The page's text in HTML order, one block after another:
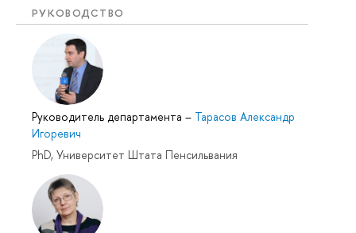
РУКОВОДСТВО
Руководитель департамента – Тарасов Александр
Игоревич
PhD, Университет Штата Пенсильвания